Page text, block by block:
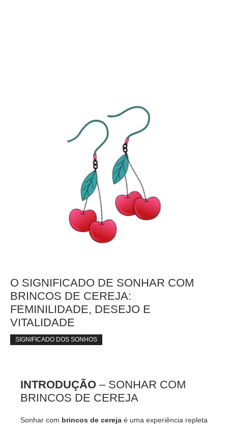
O SIGNIFICADO DE SONHAR COM
BRINCOS DE CEREJA:
FEMINILIDADE, DESEJO E
VITALIDADE
SIGNIFICADO DOS SONHOS
INTRODUÇÃO – SONHAR COM
BRINCOS DE CEREJA
Sonhar com brincos de cereja é uma experiência repleta